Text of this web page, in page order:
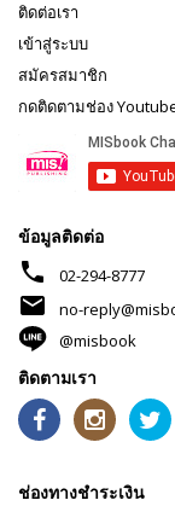
ติดต่อเรา
เข้าสู่ระบบ
สมัครสมาชิก
กดติดตามช่อง
ข้อมูลติดต่อ
phone 02-294-8777
mail
no-
@misbook
ติดตามเรา
ช่องทางชำระเงิน